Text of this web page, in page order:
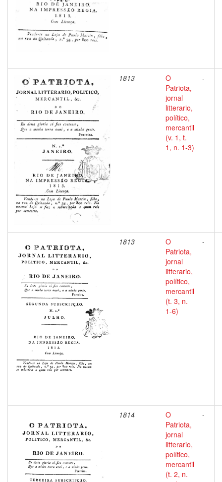
1813
O
Patriota,
jornal
litterario,
político,
mercantil
(v. 1, t.
1, n. 1-3)
-
1813
O
Patriota,
jornal
litterario,
político,
mercantil
(t. 3, n.
1-6)
-
1814
O
Patriota,
jornal
litterario,
político,
mercantil
(t. 2, n.
-